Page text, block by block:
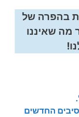
בהפרה של
מה שאיננו
החדשים